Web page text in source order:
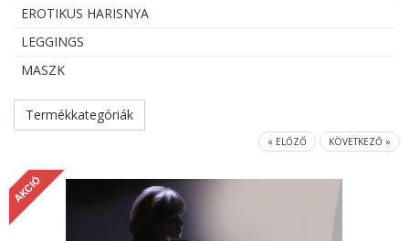
EROTIKUS HARISNYA
LEGGINGS
MASZK
Termékkategóriák
« ELŐZŐ KÖVETKEZŐ »
AKCIÓ